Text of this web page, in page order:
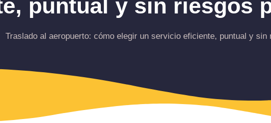
puntual y sin riesgos
Traslado al aeropuerto: cómo elegir un servicio eficiente, puntual y sin